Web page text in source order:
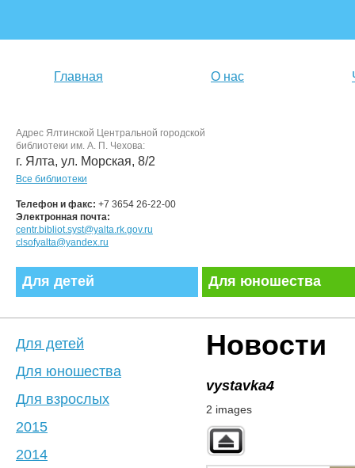
Главная О нас
Адрес Ялтинской Центральной городской
библиотеки им. А. П. Чехова:
г. Ялта, ул. Морская, 8/2
Все библиотеки
Телефон и факс: +7 3654 26-22-00
Электронная почта:
centr.bibliot.syst@yalta.rk.gov.ru
clsofyalta@yandex.ru
Для детей Для юношества
Новости
vystavka4
2 images
Для детей
Для юношества
Для взрослых
2015
2014